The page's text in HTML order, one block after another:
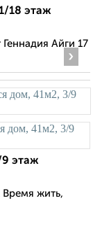
18 этаж
Айги 17
›
9 этаж
жить,